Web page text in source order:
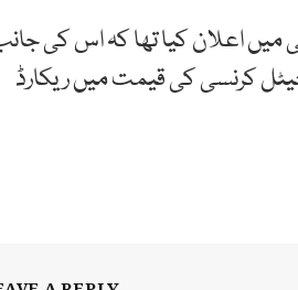
اعلان کیا تھا کہ اس کی
کرنسی کی قیمت میں ریکارڈ